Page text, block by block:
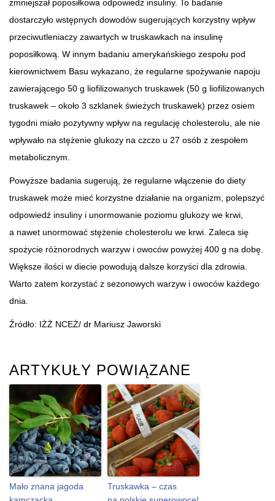
zmniejszał poposiłkowa odpowiedz insuliny. To badanie
dostarczyło wstępnych dowodów sugerujących korzystny wpływ
przeciwutleniaczy zawartych w truskawkach na insulinę
poposiłkową. W innym badaniu amerykańskiego zespołu pod
kierownictwem Basu wykazano, że regularne spożywanie napoju
zawierającego 50 g liofilizowanych truskawek (50 g liofilizowanych
truskawek – około 3 szklanek świeżych truskawek) przez osiem
tygodni miało pozytywny wpływ na regulację cholesterolu, ale nie
wpływało na stężenie glukozy na czczo u 27 osób z zespołem
metabolicznym.
Powyższe badania sugerują, że regularne włączenie do diety
truskawek może mieć korzystne działanie na organizm, polepszyć
odpowiedź insuliny i unormowanie poziomu glukozy we krwi,
a nawet unormować stężenie cholesterolu we krwi. Zaleca się
spożycie różnorodnych warzyw i owoców powyżej 400 g na dobę.
Większe ilości w diecie powodują dalsze korzyści dla zdrowia.
Warto zatem korzystać z sezonowych warzyw i owoców każdego
dnia.
Źródło: IŻŻ NCEŻ/ dr Mariusz Jaworski
ARTYKUŁY POWIĄZANE
Mało znana jagoda
Truskawka – czas